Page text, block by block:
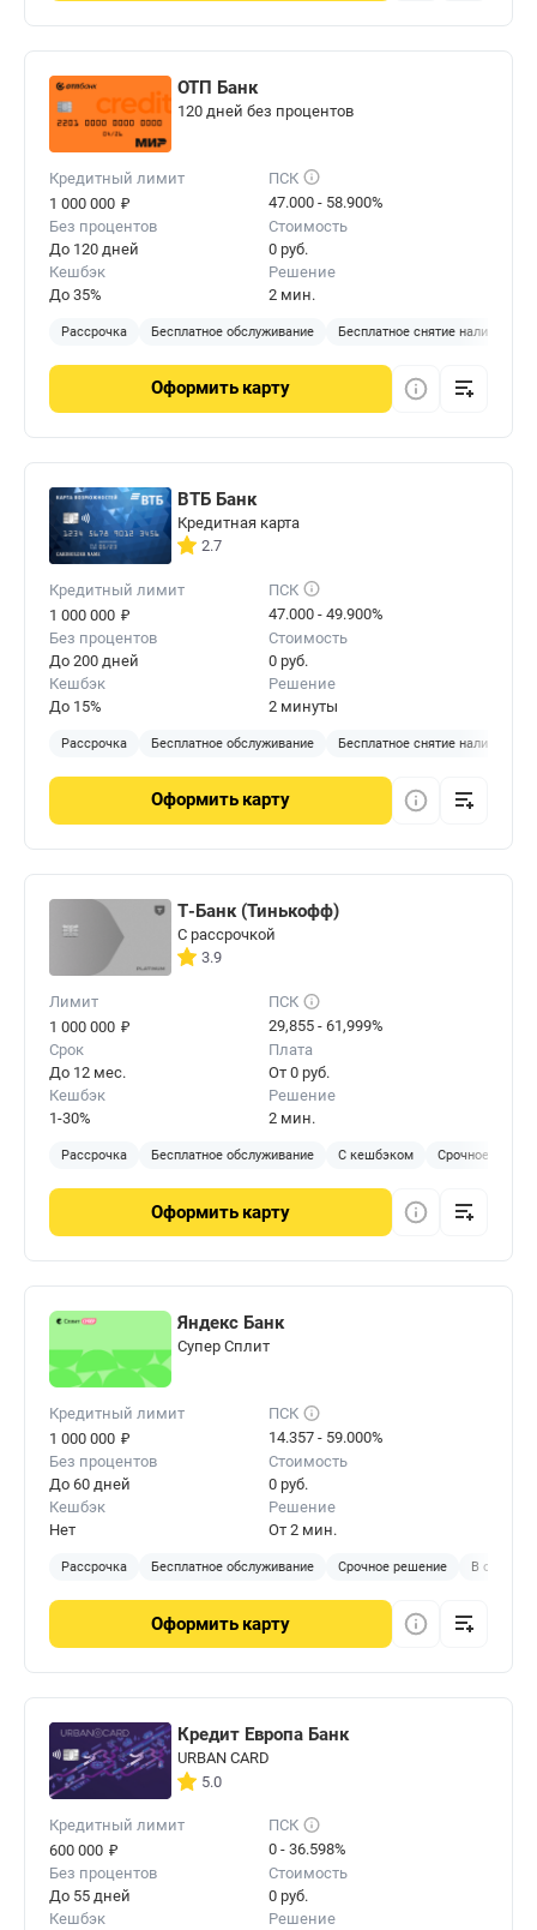
ОТП Банк
120 дней без процентов
Кредитный лимит
1 000 000 ₽
ПСК
47.000 - 58.900%
Без процентов
До 120 дней
Стоимость
0 руб.
Кешбэк
До 35%
Решение
2 мин.
Рассрочка Бесплатное обслуживание Бесплатное снятие наличных
Оформить карту
ВТБ Банк
Кредитная карта
2.7
Кредитный лимит
1 000 000 ₽
ПСК
47.000 - 49.900%
Без процентов
До 200 дней
Стоимость
0 руб.
Кешбэк
До 15%
Решение
2 минуты
Рассрочка Бесплатное обслуживание Бесплатное снятие наличных
Оформить карту
Т-Банк (Тинькофф)
С рассрочкой
3.9
Лимит
1 000 000 ₽
ПСК
29,855 - 61,999%
Срок
До 12 мес.
Плата
От 0 руб.
Кешбэк
1-30%
Решение
2 мин.
Рассрочка Бесплатное обслуживание С кешбэком Срочное
Оформить карту
Яндекс Банк
Cупер Сплит
Кредитный лимит
1 000 000 ₽
ПСК
14.357 - 59.000%
Без процентов
До 60 дней
Стоимость
0 руб.
Кешбэк
Нет
Решение
От 2 мин.
Рассрочка Бесплатное обслуживание Срочное решение В
Оформить карту
Кредит Европа Банк
URBAN CARD
5.0
Кредитный лимит
600 000 ₽
ПСК
0 - 36.598%
Без процентов
До 55 дней
Стоимость
0 руб.
Кешбэк
Решение